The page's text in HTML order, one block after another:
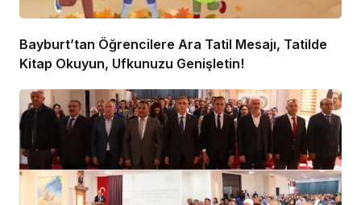
Bayburt’tan Öğrencilere Ara Tatil Mesajı, Tatilde
Kitap Okuyun, Ufkunuzu Genişletin!